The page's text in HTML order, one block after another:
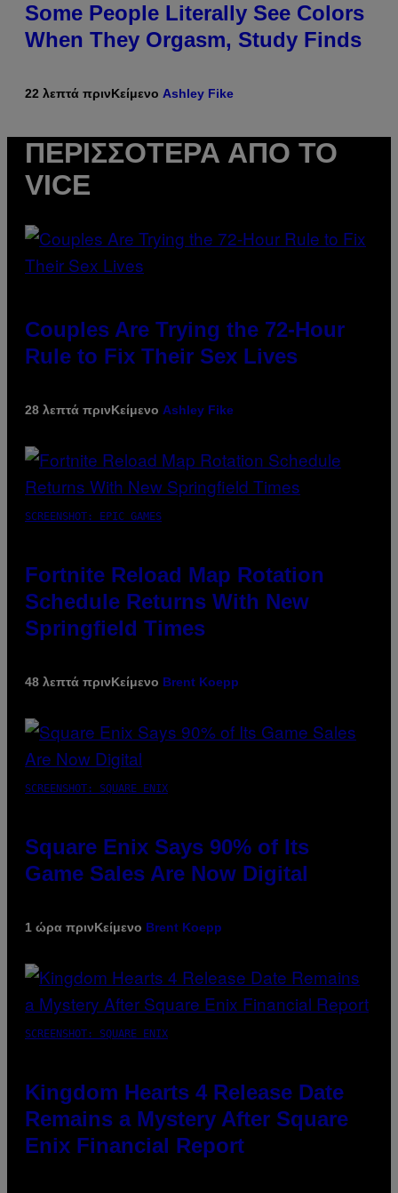
Some People Literally See Colors
When They Orgasm, Study Finds
22 λεπτά πρινΚείμενο Ashley Fike
ΠΕΡΙΣΣΌΤΕΡΑ ΑΠΌ ΤΟ
VICE
Couples Are Trying the 72-Hour
Rule to Fix Their Sex Lives
28 λεπτά πρινΚείμενο Ashley Fike
SCREENSHOT: EPIC GAMES
Fortnite Reload Map Rotation
Schedule Returns With New
Springfield Times
48 λεπτά πρινΚείμενο Brent Koepp
SCREENSHOT: SQUARE ENIX
Square Enix Says 90% of Its
Game Sales Are Now Digital
1 ώρα πρινΚείμενο Brent Koepp
SCREENSHOT: SQUARE ENIX
Kingdom Hearts 4 Release Date
Remains a Mystery After Square
Enix Financial Report